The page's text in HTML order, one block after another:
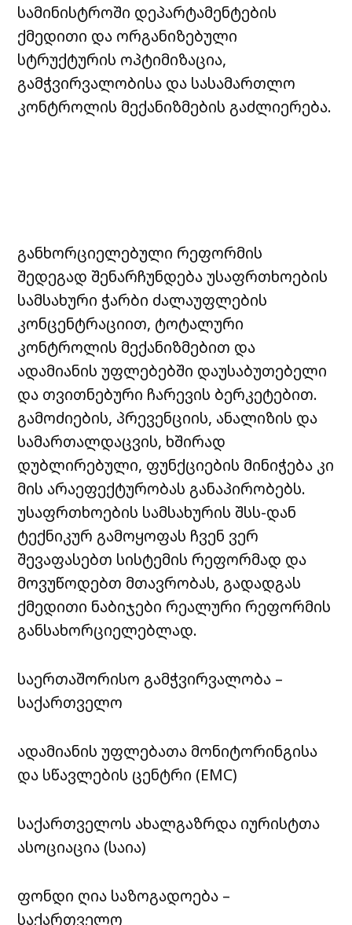
სამინისტროში დეპარტამენტების
ქმედითი და ორგანიზებული
სტრუქტურის ოპტიმიზაცია,
გამჭვირვალობისა და სასამართლო
კონტროლის მექანიზმების გაძლიერება.
განხორციელებული რეფორმის
შედეგად შენარჩუნდება უსაფრთხოების
სამსახური ჭარბი ძალაუფლების
კონცენტრაციით, ტოტალური
კონტროლის მექანიზმებით და
ადამიანის უფლებებში დაუსაბუთებელი
და თვითნებური ჩარევის ბერკეტებით.
გამოძიების, პრევენციის, ანალიზის და
სამართალდაცვის, ხშირად
დუბლირებული, ფუნქციების მინიჭება კი
მის არაეფექტურობას განაპირობებს.
უსაფრთხოების სამსახურის შსს-დან
ტექნიკურ გამოყოფას ჩვენ ვერ
შევაფასებთ სისტემის რეფორმად და
მოვუწოდებთ მთავრობას, გადადგას
ქმედითი ნაბიჯები რეალური რეფორმის
განსახორციელებლად.
საერთაშორისო გამჭვირვალობა –
საქართველო
ადამიანის უფლებათა მონიტორინგისა
და სწავლების ცენტრი (EMC)
საქართველოს ახალგაზრდა იურისტთა
ასოციაცია (საია)
ფონდი ღია საზოგადოება –
საქართველო